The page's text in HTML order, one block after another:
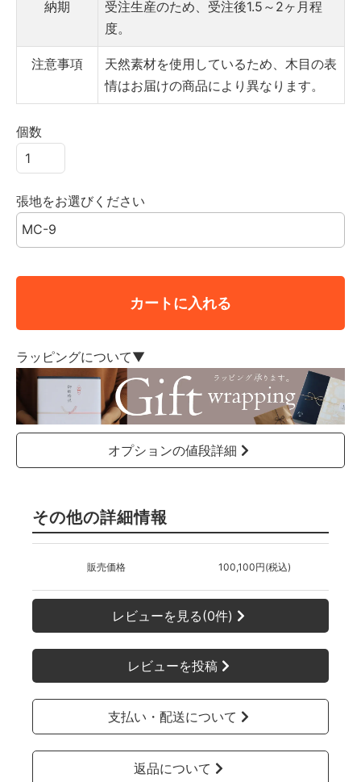
納期
受注生産のため、受注後1.5～2ヶ月程
度。
注意事項
天然素材を使用しているため、木目の表
情はお届けの商品により異なります。
個数
張地をお選びください
カートに入れる
ラッピングについて▼
オプションの値段詳細
その他の詳細情報
販売価格 100,100円(税込)
レビューを見る(0件)
レビューを投稿
支払い・配送について
返品について